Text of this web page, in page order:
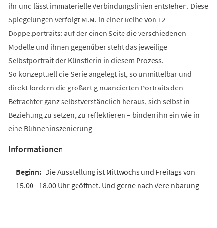
ihr und lässt immaterielle Verbindungslinien entstehen. Diese
Spiegelungen verfolgt M.M. in einer Reihe von 12
Doppelportraits: auf der einen Seite die verschiedenen
Modelle und ihnen gegenüber steht das jeweilige
Selbstportrait der Künstlerin in diesem Prozess.
So konzeptuell die Serie angelegt ist, so unmittelbar und
direkt fordern die großartig nuancierten Portraits den
Betrachter ganz selbstverständlich heraus, sich selbst in
Beziehung zu setzen, zu reflektieren – binden ihn ein wie in
eine Bühneninszenierung.
Informationen
Die Ausstellung ist Mittwochs und Freitags von
15.00 - 18.00 Uhr geöffnet. Und gerne nach Vereinbarung